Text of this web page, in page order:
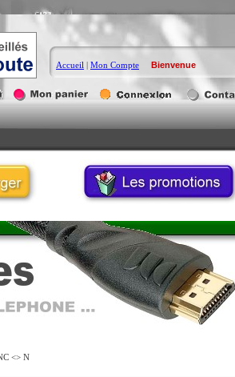
Accueil | Mon Compte Bienvenue
<> N